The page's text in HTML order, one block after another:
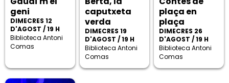
geni
DIMECRES 12
D'AGOST / 19 H
Biblioteca Antoni
Comas
caputxeta
verda
DIMECRES 19
D'AGOST / 19 H
Biblioteca Antoni
Comas
plaça en
plaça
DIMECRES 26
D'AGOST / 19 H
Biblioteca Antoni
Comas